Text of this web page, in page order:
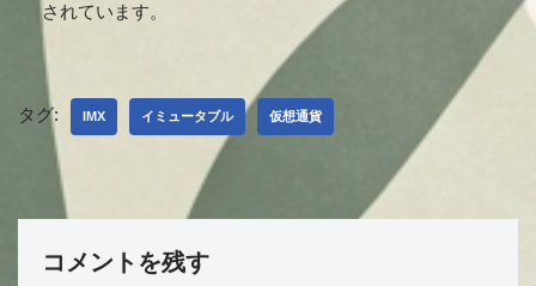
されています。
タグ: IMX イミュータブル 仮想通貨
コメントを残す